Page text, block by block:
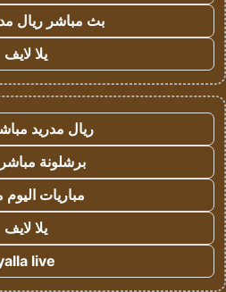
بث مباشر ريال
يلا لايف
ريال مدريد
برشلونة مباشر
مباريات اليوم
يلا لايف
live